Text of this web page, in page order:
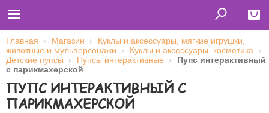
Close
Главная
Футболки
Толстовки (кенгурушки)
Свитшоты
Главная Магазин
Куклы и аксессуары, мягкие игрушки,
животные и мульперсонажи
Куклы и аксессуары, косметика
Детские пупсы
Пупсы интерактивные
Пупс интерактивный
с парикмахерской
ПУПС ИНТЕРАКТИВНЫЙ С
ПАРИКМАХЕРСКОЙ